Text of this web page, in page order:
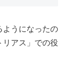
ようになったの
リアス」での役